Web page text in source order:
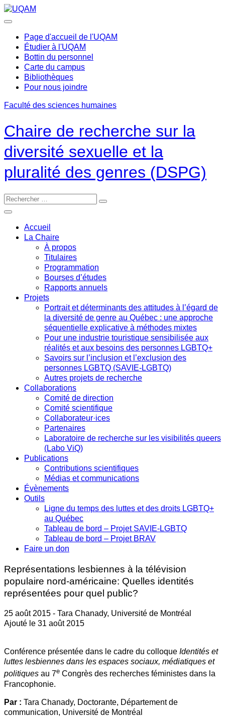
Passer
au
Page d'accueil de l'UQAM
Étudier à l'UQAM
Bottin du personnel
Carte du campus
Bibliothèques
Pour nous joindre
Faculté des sciences humaines
Chaire de recherche sur la
diversité sexuelle et la
pluralité des genres (DSPG)
Accueil
La Chaire
À propos
Titulaires
Programmation
Bourses d’études
Rapports annuels
Projets
Portrait et déterminants des attitudes à l’égard de
la diversité de genre au Québec : une approche
séquentielle explicative à méthodes mixtes
Pour une industrie touristique sensibilisée aux
réalités et aux besoins des personnes LGBTQ+
Savoirs sur l’inclusion et l’exclusion des
personnes LGBTQ (SAVIE-LGBTQ)
Autres projets de recherche
Collaborations
Comité de direction
Comité scientifique
Collaborateur·ices
Partenaires
Laboratoire de recherche sur les visibilités queers
(Labo ViQ)
Publications
Contributions scientifiques
Médias et communications
Évènements
Outils
Ligne du temps des luttes et des droits LGBTQ+
au Québec
Tableau de bord – Projet SAVIE-LGBTQ
Tableau de bord – Projet BRAV
Faire un don
Représentations lesbiennes à la télévision
populaire nord-américaine: Quelles identités
représentées pour quel public?
25 août 2015 - Tara Chanady, Université de Montréal
Ajouté le 31 août 2015
Conférence présentée dans le cadre du colloque Identités et
luttes lesbiennes dans les espaces sociaux, médiatiques et
politiques au 7e Congrès des recherches féministes dans la
Francophonie.
Par : Tara Chanady, Doctorante, Département de
communication, Université de Montréal